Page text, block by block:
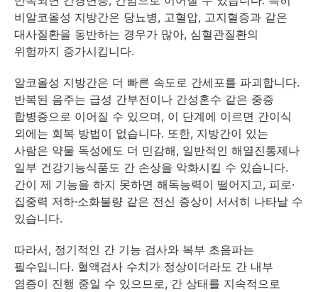
비알코올성 지방간은 당뇨병, 고혈압, 고지혈증과 같은
대사질환을 동반하는 경우가 많아, 심혈관질환의
위험까지 증가시킵니다.
알코올성 지방간은 더 빠른 속도로 간세포를 파괴합니다.
반복된 음주는 급성 간부전이나 간성혼수 같은 중증
합병증으로 이어질 수 있으며, 이 단계에 이르면 간이식
외에는 회복 방법이 없습니다. 또한, 지방간이 있는
사람은 약물 독성에도 더 민감해, 일반적인 해열진통제나
일부 건강기능식품도 간 손상을 악화시킬 수 있습니다.
간이 제 기능을 하지 못하면 해독능력이 떨어지고, 피로·
집중력 저하·소화불량 같은 전신 증상이 서서히 나타날 수
있습니다.
따라서, 정기적인 간 기능 검사와 복부 초음파는
필수입니다. 혈액검사 수치가 정상이더라도 간 내부
염증이 진행 중일 수 있으므로, 간 상태를 지속적으로